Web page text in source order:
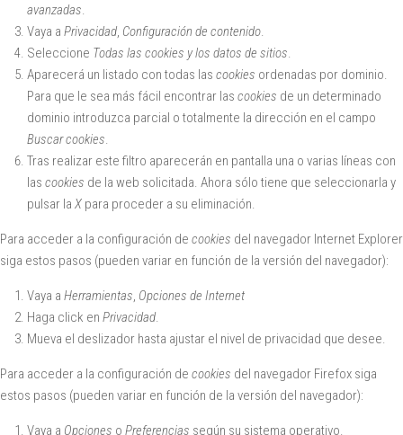
avanzadas.
Vaya a Privacidad, Configuración de contenido.
Seleccione Todas las cookies y los datos de sitios.
Aparecerá un listado con todas las cookies ordenadas por dominio.
Para que le sea más fácil encontrar las cookies de un determinado
dominio introduzca parcial o totalmente la dirección en el campo
Buscar cookies.
Tras realizar este filtro aparecerán en pantalla una o varias líneas con
las cookies de la web solicitada. Ahora sólo tiene que seleccionarla y
pulsar la X para proceder a su eliminación.
Para acceder a la configuración de cookies del navegador Internet Explorer
siga estos pasos (pueden variar en función de la versión del navegador):
Vaya a Herramientas, Opciones de Internet
Haga click en Privacidad.
Mueva el deslizador hasta ajustar el nivel de privacidad que desee.
Para acceder a la configuración de cookies del navegador Firefox siga
estos pasos (pueden variar en función de la versión del navegador):
Vaya a Opciones o Preferencias según su sistema operativo.